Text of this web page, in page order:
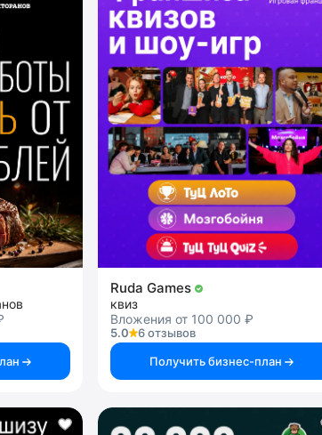
Ruda Games
квиз
Вложения от 100 000 ₽
5.0
6 отзывов
Получить бизнес-план